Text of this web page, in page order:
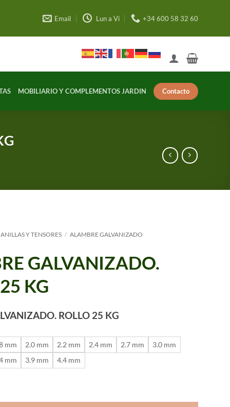
Email Lun a Vi +34 600 58 32 60
MOBILIARIO Y COMPLEMENTOS JARDIN Contacto
Y TENSORES / ALAMBRE GALVANIZADO
GALVANIZADO.
KG
ROLLO 25 KG
mm 2.0 mm 2.2 mm 2.4 mm 2.7 mm
3.0 mm
mm
3.9 mm
4.4 mm